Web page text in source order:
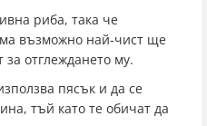
риба, така че
възможно най-чист ще
отглеждането му.
пясък и да се
тъй като те обичат да